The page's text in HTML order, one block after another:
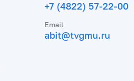
+7 (4822) 57-22-00
Email
abit@tvgmu.ru